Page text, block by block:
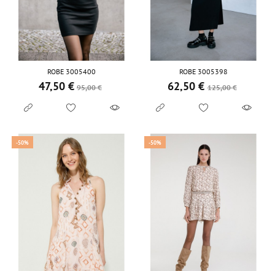
ROBE 3005400
Prix de base
95,00 €
Prix
47,50 €
ROBE 3005398
Prix de base
125,00 €
Prix
62,50 €
-50% -50%